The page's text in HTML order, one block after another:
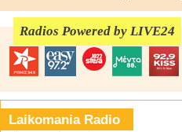
Radios Powered by LIVE24
Laikomania Radio